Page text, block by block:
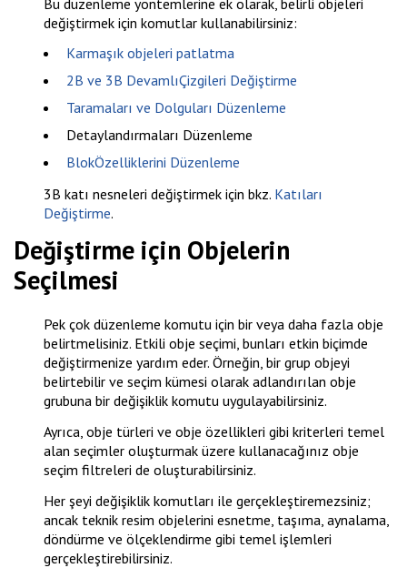
Bu düzenleme yöntemlerine ek olarak, belirli objeleri
değiştirmek için komutlar kullanabilirsiniz:
Karmaşık objeleri patlatma
2B ve 3B DevamlıÇizgileri Değiştirme
Taramaları ve Dolguları Düzenleme
Detaylandırmaları Düzenleme
BlokÖzelliklerini Düzenleme
3B katı nesneleri değiştirmek için bkz. Katıları
Değiştirme.
Değiştirme için Objelerin
Seçilmesi
Pek çok düzenleme komutu için bir veya daha fazla obje
belirtmelisiniz. Etkili obje seçimi, bunları etkin biçimde
değiştirmenize yardım eder. Örneğin, bir grup objeyi
belirtebilir ve seçim kümesi olarak adlandırılan obje
grubuna bir değişiklik komutu uygulayabilirsiniz.
Ayrıca, obje türleri ve obje özellikleri gibi kriterleri temel
alan seçimler oluşturmak üzere kullanacağınız obje
seçim filtreleri de oluşturabilirsiniz.
Her şeyi değişiklik komutları ile gerçekleştiremezsiniz;
ancak teknik resim objelerini esnetme, taşıma, aynalama,
döndürme ve ölçeklendirme gibi temel işlemleri
gerçekleştirebilirsiniz.